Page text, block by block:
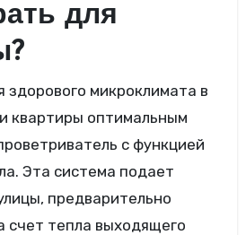
для
микроклимата в
квартиры оптимальным
с функцией
Эта система подает
предварительно
счет тепла выходящего